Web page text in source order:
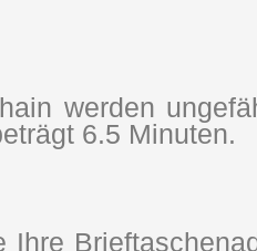
werden
6.5 Minuten.